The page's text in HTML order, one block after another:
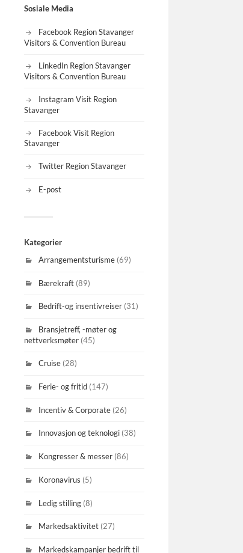
Sosiale Media
Facebook Region Stavanger
Visitors & Convention Bureau
LinkedIn Region Stavanger
Visitors & Convention Bureau
Instagram Visit Region
Stavanger
Facebook Visit Region
Stavanger
Twitter Region Stavanger
E-post
Kategorier
Arrangementsturisme (69)
Bærekraft (89)
Bedrift-og insentivreiser (31)
Bransjetreff, -møter og
nettverksmøter (45)
Cruise (28)
Ferie- og fritid (147)
Incentiv & Corporate (26)
Innovasjon og teknologi (38)
Kongresser & messer (86)
Koronavirus (5)
Ledig stilling (8)
Markedsaktivitet (27)
Markedskampanjer bedrift til